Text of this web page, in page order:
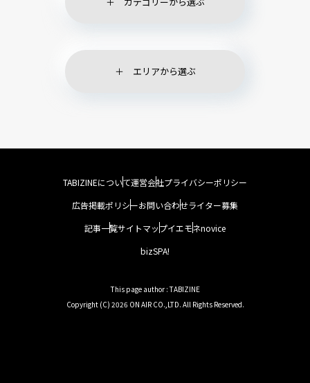
エリアから選ぶ
TABIZINEについて運営会社プライバシーポリシー
広告掲載ポリシーお問い合わせライター募集
記事一覧サイトマップイエモネnovice
bizSPA!
This page author : TABIZINE
Copyright (C) 2026 ON AIR CO.,LTD. All Rights Reserved.